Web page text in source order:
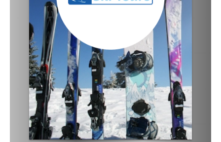
· vielfältige Skireisen
· alte und neue Skigebiete
· Begleitung und Skibetreuung
· Busse der 5-Sterne-Kategorie